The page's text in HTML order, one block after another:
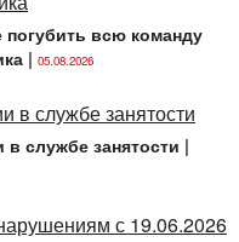
погубить всю команду
| 05.08.2026
службе занятости |